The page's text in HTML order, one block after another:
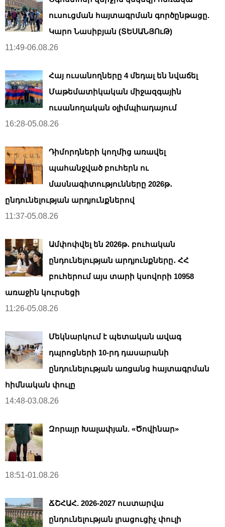
ուսուցման հայտագրման գործընթացը.
Կարո Նասիբյան (ՏԵՍԱՆՅՈւԹ)
11:49-06.08.26
Հայ ուսանողները 4 մեդալ են նվաճել
Մաթեմատիկական միջազգային
ուսանողական օլիմպիադայում
16:28-05.08.26
Դիմորդների կողմից առավել
պահանջված բուհերն ու
մասնագիտությունները 2026թ․
ընդունելության արդյունքներով
11:37-05.08.26
Ամփոփվել են 2026թ․ բուհական
ընդունելության արդյունքները․ ՀՀ
բուհերում այս տարի կսովորի 10958
առաջին կուրսեցի
11:26-05.08.26
Մեկնարկում է պետական ավագ
դպրոցների 10-րդ դասարանի
ընդունելության առցանց հայտագրման
հիմնական փուլը
14:48-03.08.26
Զորայր Խալափյան. «Ծովինար»
18:51-01.08.26
ՃՇՀԱՀ. 2026-2027 ուստարվա
ընդունելության լրացուցիչ փուլի